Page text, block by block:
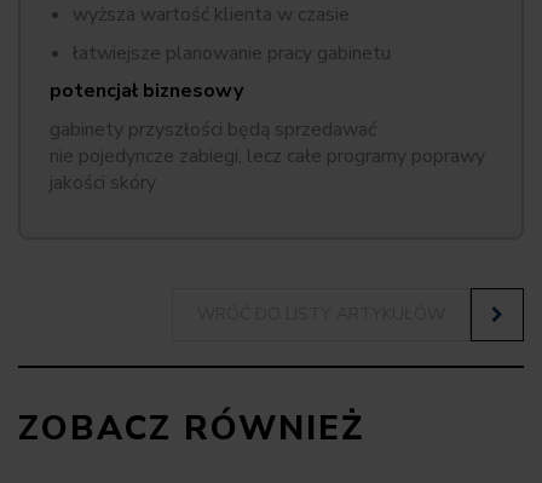
wyższa wartość klienta w czasie
łatwiejsze planowanie pracy gabinetu
potencjał biznesowy
gabinety przyszłości będą sprzedawać
nie pojedyncze zabiegi, lecz całe programy poprawy
jakości skóry
ZOBACZ RÓWNIEŻ